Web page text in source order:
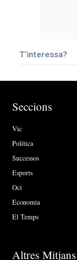
T’interessa?
Seccions
Vic
Política
Successos
Esports
Oci
Economia
El Temps
Altres Mitjans